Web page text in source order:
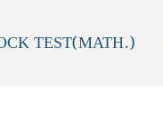
TEST(MATH.)